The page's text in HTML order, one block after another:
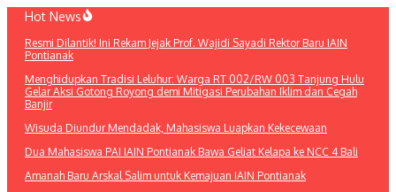
Lewati
konten
Hot News
Resmi Dilantik! Ini Rekam Jejak Prof. Wajidi Sayadi Rektor Baru IAIN
Pontianak
Menghidupkan Tradisi Leluhur: Warga RT 002/RW 003 Tanjung Hulu
Gelar Aksi Gotong Royong demi Mitigasi Perubahan Iklim dan Cegah
Banjir
Wisuda Diundur Mendadak, Mahasiswa Luapkan Kekecewaan
Dua Mahasiswa PAI IAIN Pontianak Bawa Geliat Kelapa ke NCC 4 Bali
Amanah Baru Arskal Salim untuk Kemajuan IAIN Pontianak